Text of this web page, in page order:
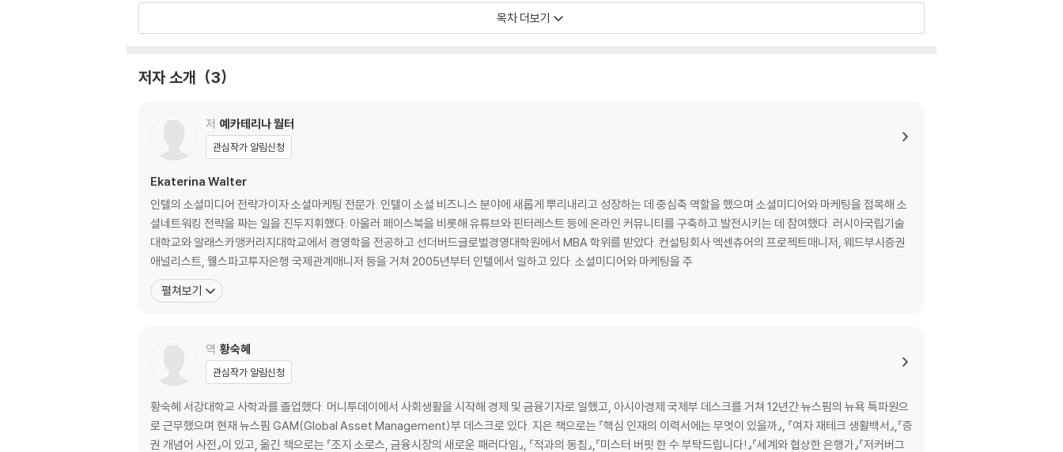
사명 / 코드가 논쟁을 이긴다 / 웃음을 배달하는 회사 컬리지유머 / 한 켤레를 팔면 한 켤레를 기부하는 회사 / 함께 위대한 것을 창조하는 티셔츠 쇼핑몰
의 채용 전략 / 기술은 가르칠 수 있지만 열정은 가르칠 수 없다 / 최고 직원은 관리 대상이 아니다 / 모든 직원을 창업가로 대하라 / 부적절한 인물을 내보내는 법 / 직원의 행복에
4장 PRODUCT_ 세상 앞에 반항아로 우뚝 서다
모든 길은 사람으로 통한다 / 오프라인의 인간관계를 온라인에 재현하다 / 고속 성장에 대해 속도 조절에 나서다 / 담벼락과 그룹 서비스를 선보이다 / 소셜 그래프를 유통 시스
템으로 활용하다 / 뜨거운 논쟁을 불러온 뉴스피드 서비스 / 캠퍼스 울타리를 넘어 더 큰 세계로 / IT 업계 지각변동을 예고한 플랫폼으로의 전환 / 브랜드와 고객을 이어주는 차
별화된 광고 / 비콘 광고 서비스가 불러온 사생활 침해 논란 / 가장 뛰어나게 가장 단순하게 / 혁신적인 사내기업가를 육성하라 / 의도적인 실패는 혁신적인 제품을 낳는 토대 /
근본적으로 다른 경험을 구하라 / 세상을 바꾸려면 세상에 저항하라
5장 PARTNERSHIPS_ 상상력을 자극하는 파트너를 찾다
/ 성공적인 파트너십의 7가지 원칙
옮긴이의 글_ 한계를 넘어서는 결단과 최선에 눈뜨게 해주는 책!
목차 더보기
저자 소개 3
저 예카테리나 월터
관심작가 알림신청
Ekaterina Walter
인텔의 소셜미디어 전략가이자 소셜마케팅 전문가. 인텔이 소셜 비즈니스 분야에 새롭게 뿌리내리고 성장하는 데 중심축 역할을 했으며 소셜미디어와 마케팅을 접목해 소
셜네트워킹 전략을 짜는 일을 진두지휘했다. 아울러 페이스북을 비롯해 유튜브와 핀터레스트 등에 온라인 커뮤니티를 구축하고 발전시키는 데 참여했다. 러시아국립기술
대학교와 알래스카앵커리지대학교에서 경영학을 전공하고 선더버드글로벌경영대학원에서 MBA 학위를 받았다. 컨설팅회사 엑센츄어의 프로젝트매니저, 웨드부시증권
애널리스트, 웰스파고투자은행 국제관계매니저 등을 거쳐 2005년부터 인텔에서 일하고 있다. 소셜미디어와 마케팅을 주
펼쳐보기
역 황숙혜
관심작가 알림신청
황숙혜 서강대학교 사학과를 졸업했다. 머니투데이에서 사회생활을 시작해 경제 및 금융기자로 일했고, 아시아경제 국제부 데스크를 거쳐 12년간 뉴스핌의 뉴욕 특파원으
로 근무했으며 현재 뉴스핌 GAM(Global Asset Management)부 데스크로 있다. 지은 책으로는 『핵심 인재의 이력서에는 무엇이 있을까』, 『여자 재테크 생활백서』,『증
권 개념어 사전』이 있고, 옮긴 책으로는 『조지 소로스, 금융시장의 새로운 패러다임』, 『적과의 동침』,『미스터 버핏 한 수 부탁드립니다!』『세계와 협상한 은행가』『저커버그